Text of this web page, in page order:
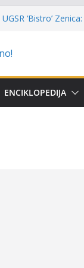
prikazuje stanje na
Poziv za učešće u
osobe sa invaliditetom
Održan 15.
ENCIKLOPEDIJA